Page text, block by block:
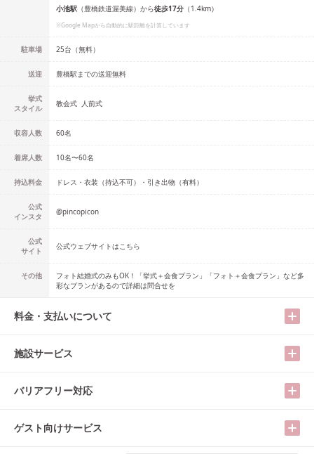
小池駅 （豊橋鉄道渥美線） から徒歩17分 （1.4km）
※Google Mapから自動的に駅距離を計算しています
駐車場 25台（無料）
送迎 豊橋駅までの送迎無料
挙式
スタイル
教会式 人前式
収容人数 60名
着席人数 10名〜60名
持込料金 ドレス・衣装（持込不可）・引き出物（有料）
公式
インスタ
@pincopicon
公式
サイト
公式ウェブサイトはこちら
その他
フォト結婚式のみもOK！「挙式＋会食プラン」「フォト＋会食プラン」など多
彩なプランがあるので詳細は問合せを
料金・支払いについて
施設サービス
バリアフリー対応
ゲスト向けサービス